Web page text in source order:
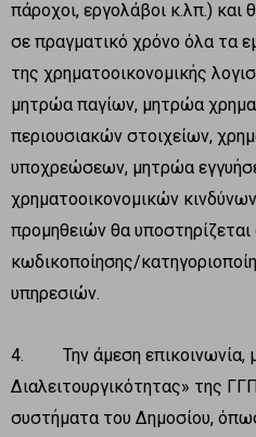
πάροχοι, εργολάβοι κ.λπ.) και
σε πραγματικό χρόνο όλα τα
της χρηματοοικονομικής
μητρώα παγίων, μητρώα
περιουσιακών στοιχείων,
υποχρεώσεων, μητρώα
χρηματοοικονομικών
προμηθειών θα
κωδικοποίησης/
υπηρεσιών.
4. Την άμεση επικοινωνία,
Διαλειτουργικότητας» της
συστήματα του Δημοσίου,